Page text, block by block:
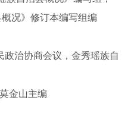
况》修订本编写组编
政治协商会议，金秀瑶族自
金山主编